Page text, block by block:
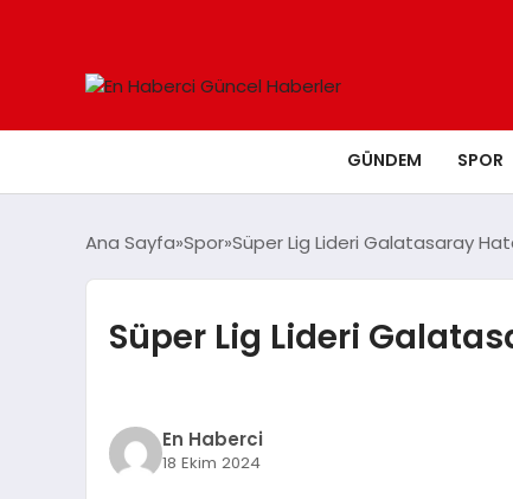
GÜNDEM SPOR
Ana Sayfa Spor Süper Lig Lideri Galatasaray
Süper Lig Lideri
En Haberci
18 Ekim 2024